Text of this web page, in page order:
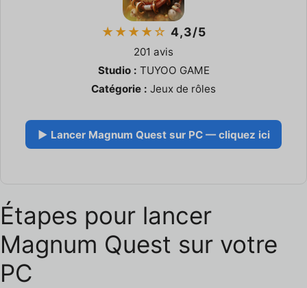
★★★★☆ 4,3/5
201 avis
Studio : TUYOO GAME
Catégorie : Jeux de rôles
▶ Lancer Magnum Quest sur PC — cliquez ici
Étapes pour lancer
Magnum Quest sur votre
PC